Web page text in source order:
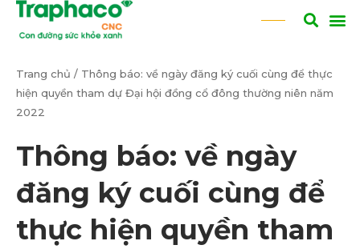
Trang chủ / Thông báo: về ngày đăng ký cuối cùng để thực
hiện quyền tham dự Đại hội đồng cổ đông thường niên năm
2022
Thông báo: về ngày
đăng ký cuối cùng để
thực hiện quyền tham